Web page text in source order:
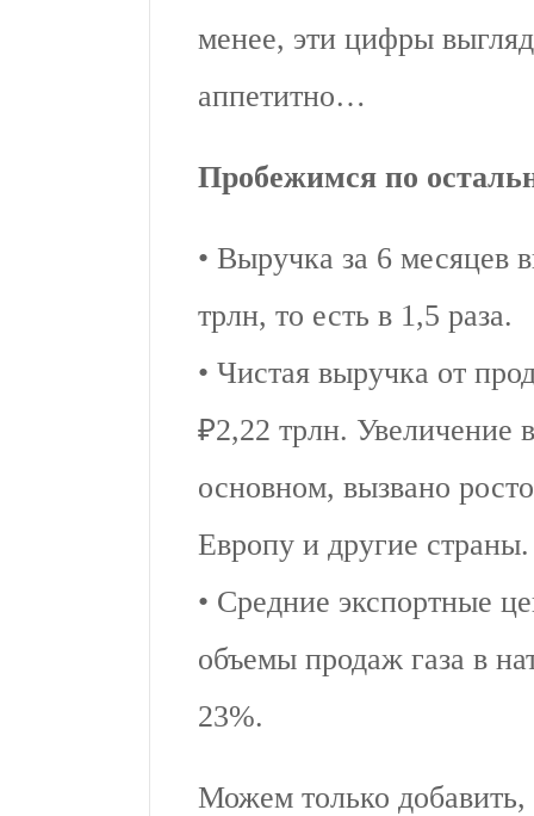
менее, эти цифры
аппетитно…
Пробежимся по
• Выручка за 6 месяцев
трлн, то есть в 1,5 раза.
• Чистая выручка от
₽2,22 трлн. Увеличение
основном, вызвано
Европу и другие страны.
• Средние экспортные
объемы продаж газа в
23%.
Можем только добавить,